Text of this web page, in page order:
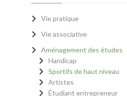
Vie pratique
Vie associative
Aménagement des études
Handicap
Sportifs de haut niveau
Artistes
Étudiant entrepreneur